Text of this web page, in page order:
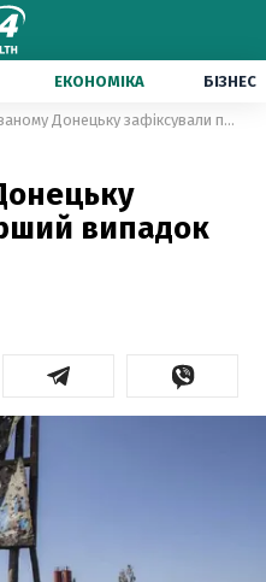
ЕКОНОМІКА БІЗНЕС
В окупованому Донецьку зафіксували перший випадок коронавірусу
випадок